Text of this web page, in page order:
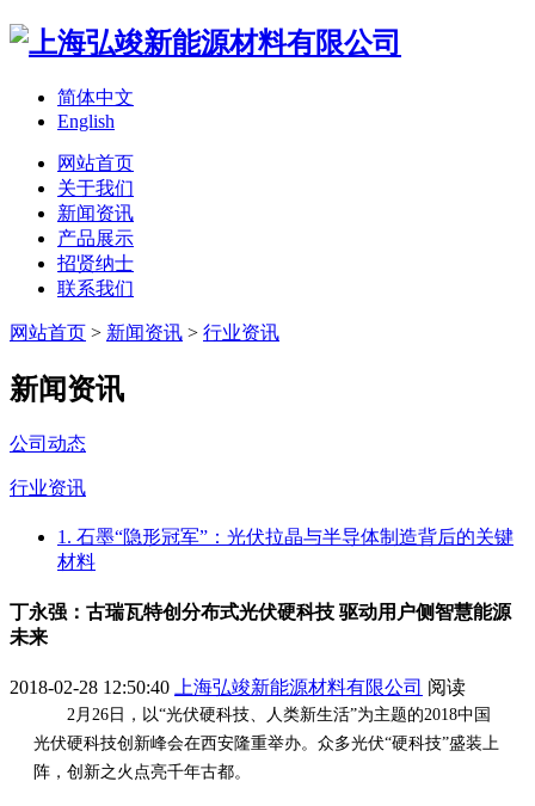
简体中文
English
网站首页
关于我们
新闻资讯
产品展示
招贤纳士
联系我们
网站首页 > 新闻资讯 > 行业资讯
新闻资讯
公司动态
行业资讯
1. 石墨“隐形冠军”：光伏拉晶与半导体制造背后的关键
材料
丁永强：古瑞瓦特创分布式光伏硬科技 驱动用户侧智慧能源
未来
2018-02-28 12:50:40 上海弘竣新能源材料有限公司 阅读
2月26日，以“光伏硬科技、人类新生活”为主题的2018中国
光伏硬科技创新峰会在西安隆重举办。众多光伏“硬科技”盛装上
阵，创新之火点亮千年古都。